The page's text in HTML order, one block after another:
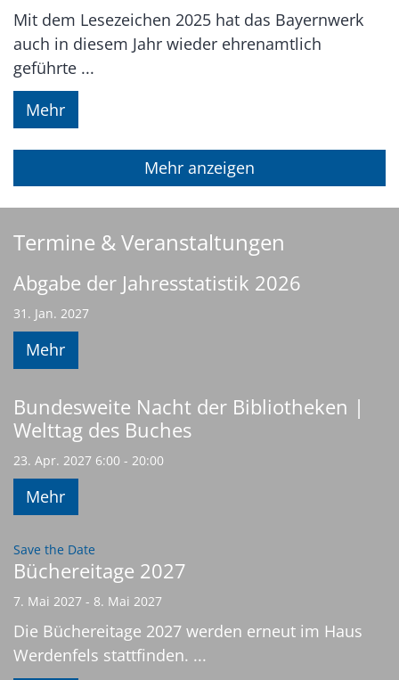
Mit dem Lesezeichen 2025 hat das Bayernwerk
auch in diesem Jahr wieder ehrenamtlich
geführte ...
Mehr
Mehr anzeigen
Termine & Veranstaltungen
Abgabe der Jahresstatistik 2026
31. Jan. 2027
Mehr
Bundesweite Nacht der Bibliotheken |
Welttag des Buches
23. Apr. 2027 6:00 - 20:00
Mehr
Save the Date
Büchereitage 2027
7. Mai 2027 - 8. Mai 2027
Die Büchereitage 2027 werden erneut im Haus
Werdenfels stattfinden. ...